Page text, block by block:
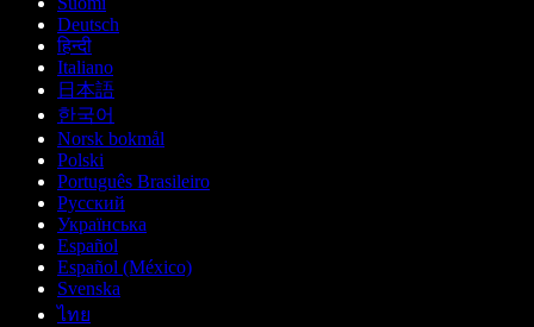
Deutsch
हिन्दी
Italiano
日本語
한국어
Norsk bokmål
Polski
Português Brasileiro
Русский
Українська
Español
Español (México)
Svenska
ไทย